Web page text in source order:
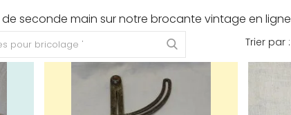
de seconde main sur notre brocante vintage en ligne
Trier par :